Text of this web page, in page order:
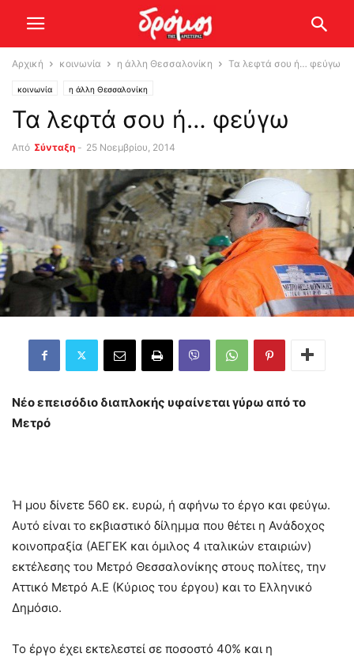
Αρχική κοινωνία η άλλη Θεσσαλονίκη Τα λεφτά σου ή… φεύγω
κοινωνία η άλλη Θεσσαλονίκη
Τα λεφτά σου ή… φεύγω
Από Σύνταξη - 25 Νοεμβρίου, 2014
Νέο επεισόδιο διαπλοκής υφαίνεται γύρω από το
Μετρό
Ή μου δίνετε 560 εκ. ευρώ, ή αφήνω το έργο και φεύγω.
Αυτό είναι το εκβιαστικό δίλημμα που θέτει η Ανάδοχος
κοινοπραξία (ΑΕΓΕΚ και όμιλος 4 ιταλικών εταιριών)
εκτέλεσης του Μετρό Θεσσαλονίκης στους πολίτες, την
Αττικό Μετρό Α.Ε (Κύριος του έργου) και το Ελληνικό
Δημόσιο.
Το έργο έχει εκτελεστεί σε ποσοστό 40% και η